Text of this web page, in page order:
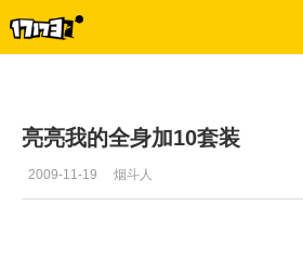
亮亮我的全身加10套装
2009-11-19 烟斗人